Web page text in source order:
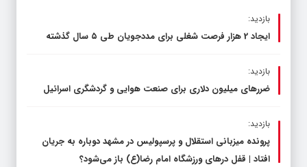
بازدید:
ایجاد 2 هزار فرصت شغلی برای مددجویان طی ۵ سال گذشته
بازدید:
ضررهای میلیون دلاری برای صنعت هوایی و گردشگری اسرائیل
بازدید:
پرونده میزبانی استقلال و پرسپولیس در مشهد دوباره به جریان
افتاد | قفل در‌های ورزشگاه امام رضا(ع) باز می‌شود؟